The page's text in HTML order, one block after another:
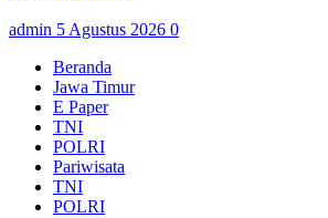
admin 5 Agustus 2026 0
Beranda
Jawa Timur
E Paper
TNI
POLRI
Pariwisata
TNI
POLRI